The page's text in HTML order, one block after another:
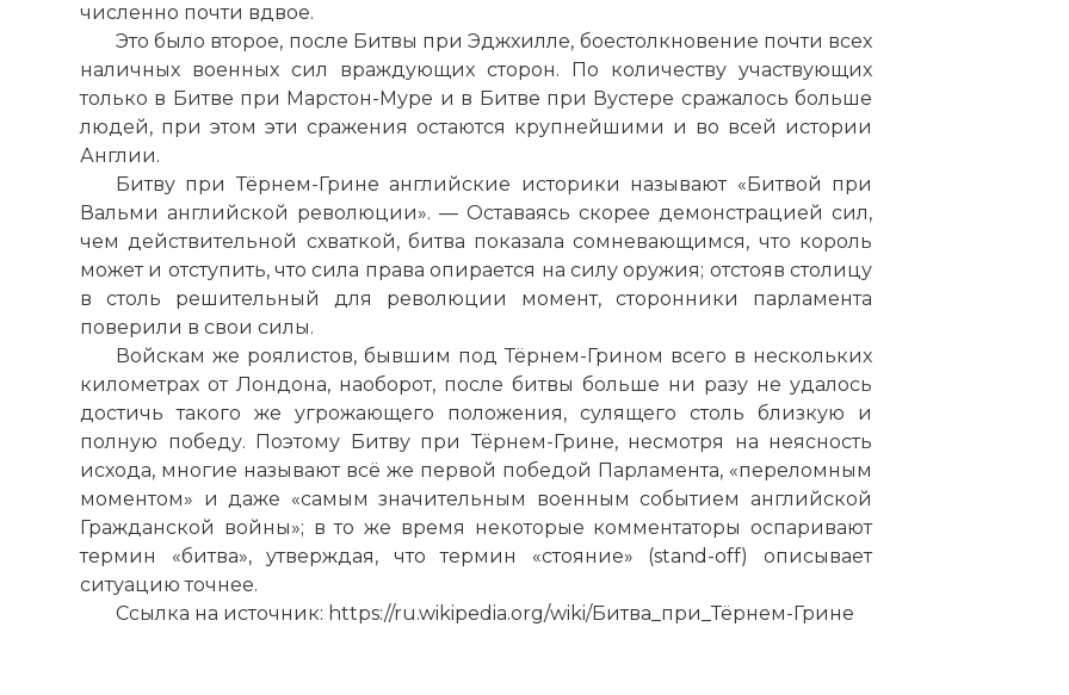
численно почти вдвое.
Это было второе, после Битвы при Эджхилле, боестолкновение почти всех
наличных военных сил враждующих сторон. По количеству участвующих
только в Битве при Марстон-Муре и в Битве при Вустере сражалось больше
людей, при этом эти сражения остаются крупнейшими и во всей истории
Англии.
Битву при Тёрнем-Грине английские историки называют «Битвой при
Вальми английской революции». — Оставаясь скорее демонстрацией сил,
чем действительной схваткой, битва показала сомневающимся, что король
может и отступить, что сила права опирается на силу оружия; отстояв столицу
в столь решительный для революции момент, сторонники парламента
поверили в свои силы.
Войскам же роялистов, бывшим под Тёрнем-Грином всего в нескольких
километрах от Лондона, наоборот, после битвы больше ни разу не удалось
достичь такого же угрожающего положения, сулящего столь близкую и
полную победу. Поэтому Битву при Тёрнем-Грине, несмотря на неясность
исхода, многие называют всё же первой победой Парламента, «переломным
моментом» и даже «самым значительным военным событием английской
Гражданской войны»; в то же время некоторые комментаторы оспаривают
термин «битва», утверждая, что термин «стояние» (stand-off) описывает
ситуацию точнее.
Ссылка на источник: https://ru.wikipedia.org/wiki/Битва_при_Тёрнем-Грине